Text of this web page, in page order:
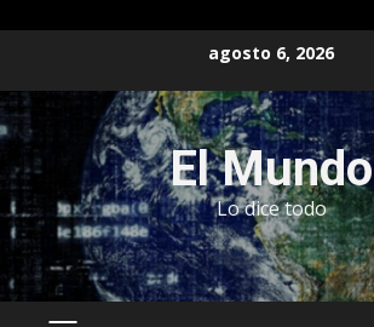
contenido
agosto 6, 2026
El Mundo
Lo dice todo